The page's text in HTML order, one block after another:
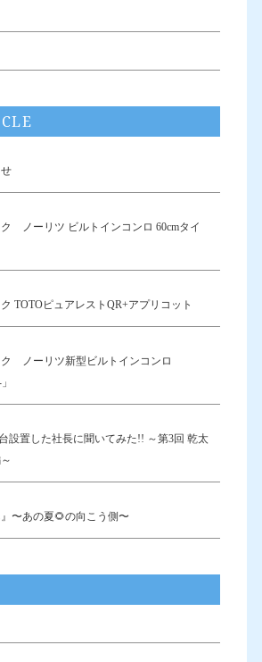
ノーリツ ビルトインコンロ 60cmタイ
TOTOピュアレストQR+アプリコット
ノーリツ新型ビルトインコンロ
設置した社長に聞いてみた!! ～第3回 乾太
〜あの夏🌻の向こう側〜